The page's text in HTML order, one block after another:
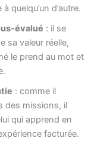
quelqu’un d’autre.
évalué : il se
sa valeur réelle,
le prend au mot et
: comme il
des missions, il
qui apprend en
facturée.